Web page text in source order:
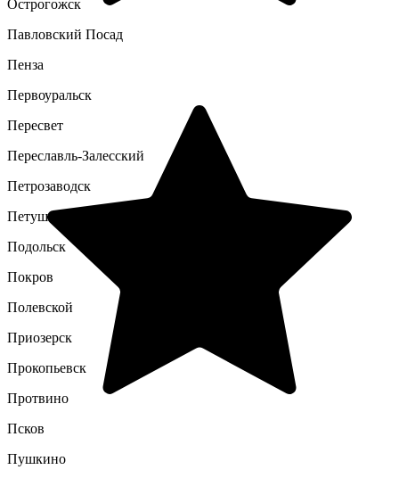
Острогожск
Павловский Посад
Пенза
Первоуральск
Пересвет
Переславль-Залесский
Петрозаводск
Петушки
Подольск
Покров
Полевской
Приозерск
Прокопьевск
Протвино
Псков
Пушкино